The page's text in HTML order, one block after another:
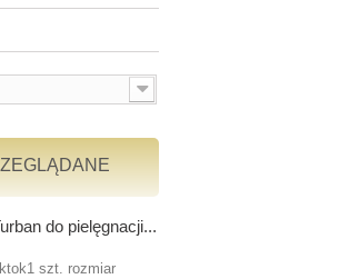
do pielęgnacji...
szt. rozmiar